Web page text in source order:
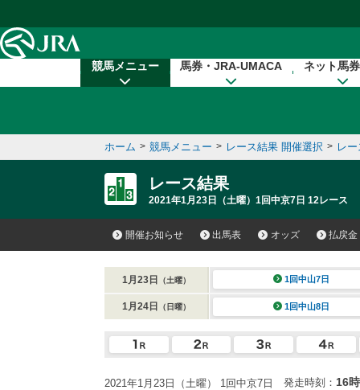
競馬メニュー 馬券・JRA-UMACA ネット馬
ホーム > 競馬メニュー > レース結果 開催選択 > レ
レース結果
2021年1月23日（土曜）1回中京7日 12レース
開催お知らせ 出馬表 オッズ 払戻金
1月23日 （土曜） 1回中山7日
1月24日 （日曜） 1回中山8日
2021年1月23日（土曜） 1回中京7日 発走時刻： 16